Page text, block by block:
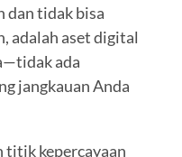
dan tidak bisa
adalah aset digital
ada
jangkauan Anda
titik kepercayaan